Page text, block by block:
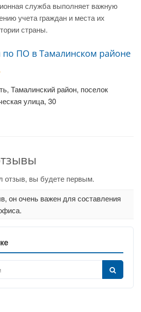
служба выполняет важную
учета граждан и места их
страны.
ПО в Тамалинском районе
Тамалинский район, поселок
улица, 30
отзыв, вы будете первым.
он очень важен для составления